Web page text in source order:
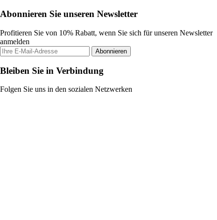
Abonnieren Sie unseren Newsletter
Profitieren Sie von 10% Rabatt, wenn Sie sich für unseren Newsletter
anmelden
Abonnieren
Bleiben Sie in Verbindung
Folgen Sie uns in den sozialen Netzwerken